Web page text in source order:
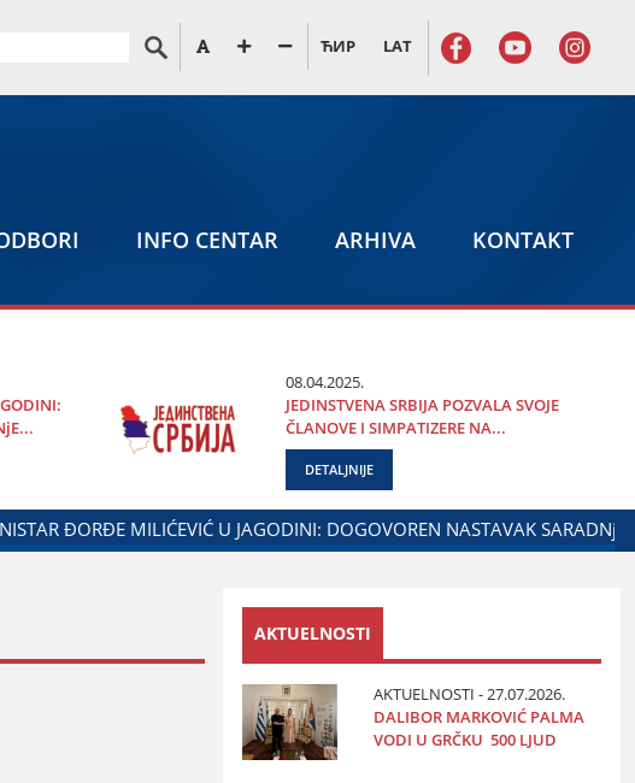
ЋИР LAT
INFO CENTAR ARHIVA KONTAKT
08.04.2025.
ЈEDINSTVENA SRBIЈA POZVALA SVOЈE
ČLANOVE I SIMPATIZERE NA...
DETALJNIJE
ЈAGODINE I MINISTARSTVA ZADUŽENOG ZA ODNOSE SA
AKTUELNOSTI
AKTUELNOSTI - 27.07.2026.
DALIBOR MARKOVIĆ PALMA
VODI U GRČKU 500 LJUD